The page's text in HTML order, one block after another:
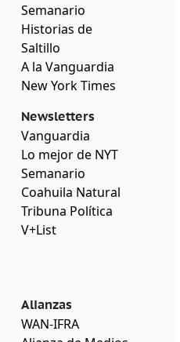
Semanario
Historias de
Saltillo
A la Vanguardia
New York Times
Newsletters
Vanguardia
Lo mejor de NYT
Semanario
Coahuila Natural
Tribuna Política
V+List
Alianzas
WAN-IFRA